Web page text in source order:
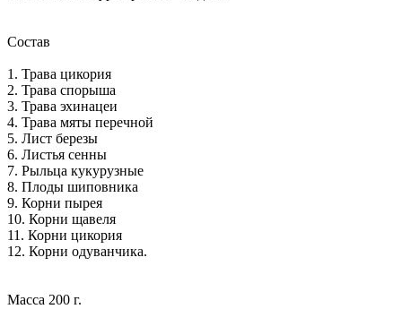
Состав
1. Трава цикория
2. Трава спорыша
3. Трава эхинацеи
4. Трава мяты перечной
5. Лист березы
6. Листья сенны
7. Рыльца кукурузные
8. Плоды шиповника
9. Корни пырея
10. Корни щавеля
11. Корни цикория
12. Корни одуванчика.
Масса 200 г.